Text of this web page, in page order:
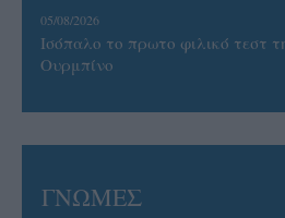
05/08/2026
Ισόπαλο το πρωτο φιλικό τεστ
Ουρμπίνο
ΓΝΩΜΕΣ